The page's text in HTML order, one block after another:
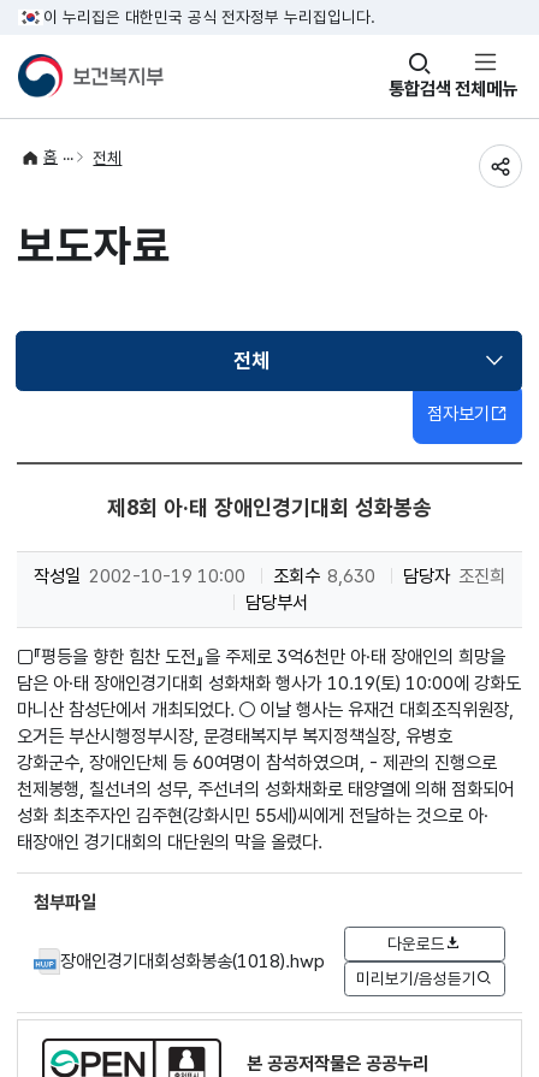
이 누리집은 대한민국 공식 전자정부 누리집입니다.
통합검색
창
열기 전체메뉴
홈 전체
보도자료
전체선택됨
점자보기
제8회 아·태 장애인경기대회 성화봉송
작성일 2002-10-19 10:00 조회수 8,630 담당자 조진희
담당부서
□『평등을 향한 힘찬 도전』을 주제로 3억6천만 아·태 장애인의 희망을
담은 아·태 장애인경기대회 성화채화 행사가 10.19(토) 10:00에 강화도
마니산 참성단에서 개최되었다. ○ 이날 행사는 유재건 대회조직위원장,
오거든 부산시행정부시장, 문경태복지부 복지정책실장, 유병호
강화군수, 장애인단체 등 60여명이 참석하였으며, - 제관의 진행으로
천제봉행, 칠선녀의 성무, 주선녀의 성화채화로 태양열에 의해 점화되어
성화 최초주자인 김주현(강화시민 55세)씨에게 전달하는 것으로 아·
태장애인 경기대회의 대단원의 막을 올렸다.
첨부파일
장애인경기대회성화봉송(1018).hwp
다운로드
미리보기/음성듣기
본 공공저작물은 공공누리